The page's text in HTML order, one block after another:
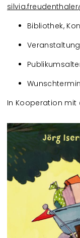
Bibliothek,
In Kooperation mit